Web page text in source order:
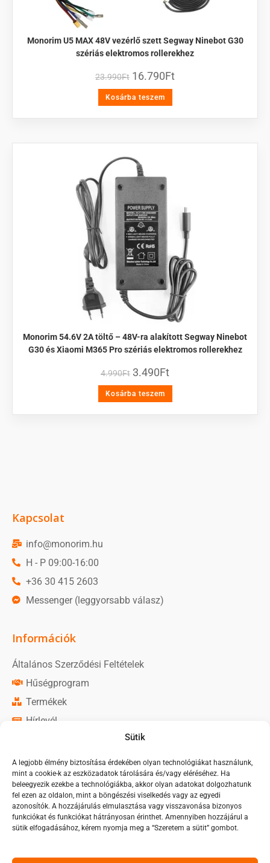
Sütik
A legjobb élmény biztosítása érdekében olyan technológiákat használunk,
mint a cookie-k az eszközadatok tárolására és/vagy eléréséhez. Ha
beleegyezik ezekbe a technológiákba, akkor olyan adatokat dolgozhatunk
fel ezen az oldalon, mint a böngészési viselkedés vagy az egyedi
azonosítók. A hozzájárulás elmulasztása vagy visszavonása bizonyos
funkciókat és funkciókat hátrányosan érinthet. Amennyiben hozzájárul a
sütik elfogadásához, kérem nyomja meg a “Szeretem a sütit” gombot.
Monorim U5 MAX 48V vezérlő szett Segway Ninebot G30
szériás elektromos rollerekhez
23.990Ft 16.790Ft
Kosárba teszem
Monorim 54.6V 2A töltő – 48V-ra alakított Segway Ninebot
G30 és Xiaomi M365 Pro szériás elektromos rollerekhez
4.990Ft 3.490Ft
Kosárba teszem
Kapcsolat
info@monorim.hu
H - P 09:00-16:00
+36 30 415 2603
Messenger (leggyorsabb válasz)
Információk
Általános Szerződési Feltételek
Hűségprogram
Termékek
Hírlevél
Közösségi média
Monorim Magyarország oldal
Monorim Magyarország csoport